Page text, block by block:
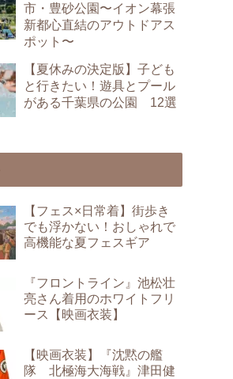
市・豊砂公園〜イオン幕張
新都心直結のアウトドアス
ポット〜
【夏休みの決定版】子ども
と行きたい！遊具とプール
がある千葉県の公園 12選
【フェス×日常着】街歩き
でも浮かない！おしゃれで
高機能な夏フェスギア
『フロントライン』池松壮
亮さん着用のホワイトフリ
ース【映画衣装】
【映画衣装】『沈黙の艦
隊 北極海大海戦』津田健